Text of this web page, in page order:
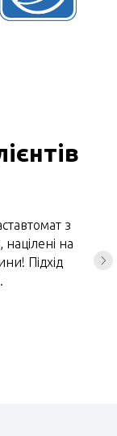
з
націлені на
Підхід